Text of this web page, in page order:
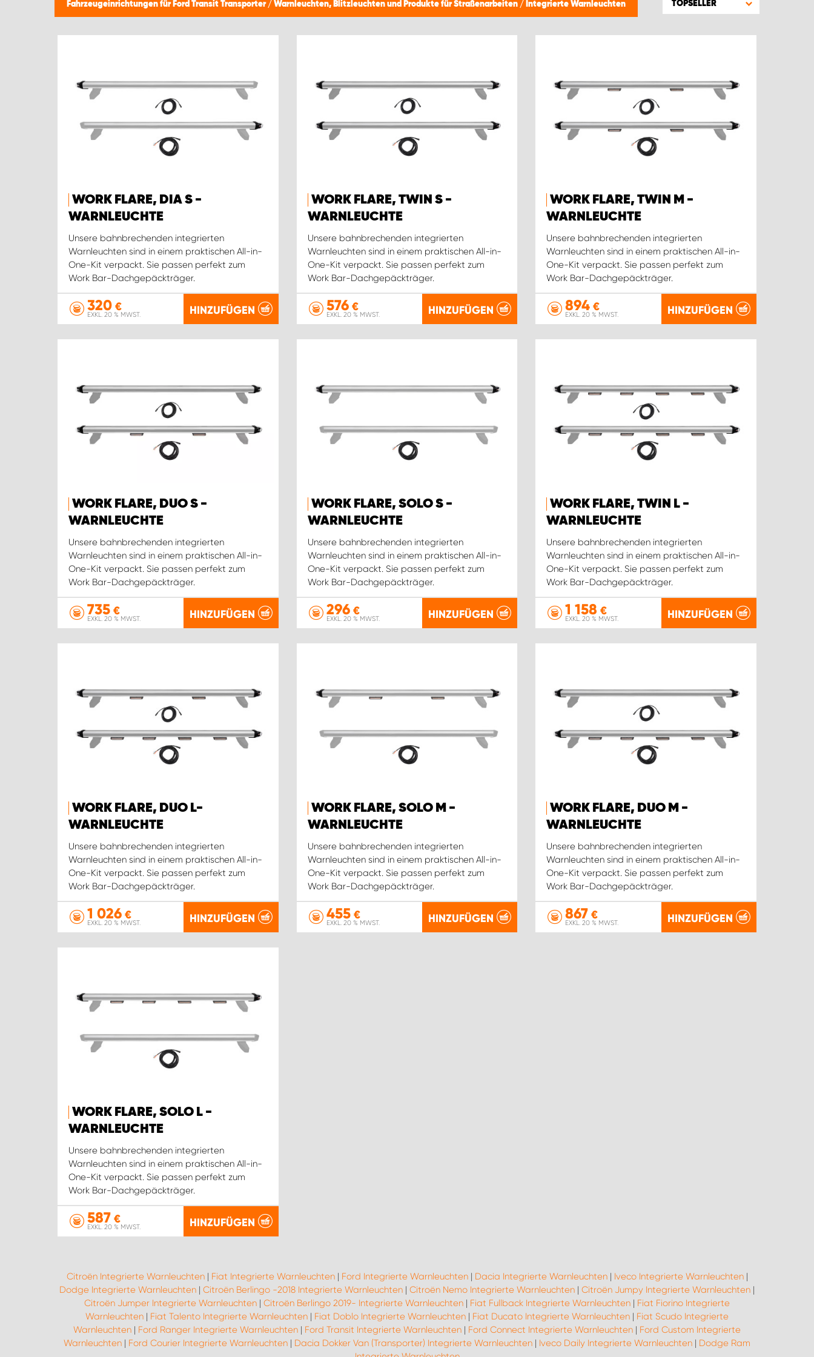
Fahrzeugeinrichtungen für Ford Transit Transporter / Warnleuchten, Blitzleuchten und Produkte für Straßenarbeiten / Integrierte Warnleuchten TOPSELLER
WORK FLARE, DIA S -
WARNLEUCHTE
Unsere bahnbrechenden integrierten
Warnleuchten sind in einem praktischen All-in-
One-Kit verpackt. Sie passen perfekt zum
Work Bar-Dachgepäckträger.
320 €
EXKL. 20 % MWST. HINZUFÜGEN
WORK FLARE, TWIN S -
WARNLEUCHTE
Unsere bahnbrechenden integrierten
Warnleuchten sind in einem praktischen All-in-
One-Kit verpackt. Sie passen perfekt zum
Work Bar-Dachgepäckträger.
576€
EXKL. 20 % MWST. HINZUFÜGEN
WORK FLARE, TWIN M -
WARNLEUCHTE
Unsere bahnbrechenden integrierten
Warnleuchten sind in einem praktischen All-in-
One-Kit verpackt. Sie passen perfekt zum
Work Bar-Dachgepäckträger.
894 €
EXKL. 20 % MWST. HINZUFÜGEN
WORK FLARE, DUO S -
WARNLEUCHTE
Unsere bahnbrechenden integrierten
Warnleuchten sind in einem praktischen All-in-
One-Kit verpackt. Sie passen perfekt zum
Work Bar-Dachgepäckträger.
735 €
EXKL. 20 % MWST. HINZUFÜGEN
WORK FLARE, SOLO S -
WARNLEUCHTE
Unsere bahnbrechenden integrierten
Warnleuchten sind in einem praktischen All-in-
One-Kit verpackt. Sie passen perfekt zum
Work Bar-Dachgepäckträger.
296€
EXKL. 20 % MWST. HINZUFÜGEN
WORK FLARE, TWIN L -
WARNLEUCHTE
Unsere bahnbrechenden integrierten
Warnleuchten sind in einem praktischen All-in-
One-Kit verpackt. Sie passen perfekt zum
Work Bar-Dachgepäckträger.
1 158 €
EXKL. 20 % MWST. HINZUFÜGEN
WORK FLARE, DUO L-
WARNLEUCHTE
Unsere bahnbrechenden integrierten
Warnleuchten sind in einem praktischen All-in-
One-Kit verpackt. Sie passen perfekt zum
Work Bar-Dachgepäckträger.
1 026 €
EXKL. 20 % MWST. HINZUFÜGEN
WORK FLARE, SOLO M -
WARNLEUCHTE
Unsere bahnbrechenden integrierten
Warnleuchten sind in einem praktischen All-in-
One-Kit verpackt. Sie passen perfekt zum
Work Bar-Dachgepäckträger.
455€
EXKL. 20 % MWST. HINZUFÜGEN
WORK FLARE, DUO M -
WARNLEUCHTE
Unsere bahnbrechenden integrierten
Warnleuchten sind in einem praktischen All-in-
One-Kit verpackt. Sie passen perfekt zum
Work Bar-Dachgepäckträger.
867 €
EXKL. 20 % MWST. HINZUFÜGEN
WORK FLARE, SOLO L -
WARNLEUCHTE
Unsere bahnbrechenden integrierten
Warnleuchten sind in einem praktischen All-in-
One-Kit verpackt. Sie passen perfekt zum
Work Bar-Dachgepäckträger.
587 €
EXKL. 20 % MWST. HINZUFÜGEN
Citroën Integrierte Warnleuchten| Fiat Integrierte Warnleuchten| Ford Integrierte Warnleuchten| Dacia Integrierte Warnleuchten| Iveco Integrierte Warnleuchten|
Dodge Integrierte Warnleuchten | Citroën Berlingo -2018 Integrierte Warnleuchten | Citroën Nemo Integrierte Warnleuchten | Citroën Jumpy Integrierte Warnleuchten |
Citroën Jumper Integrierte Warnleuchten | Citroën Berlingo 2019- Integrierte Warnleuchten | Fiat Fullback Integrierte Warnleuchten | Fiat Fiorino Integrierte
Warnleuchten | Fiat Talento Integrierte Warnleuchten | Fiat Doblo Integrierte Warnleuchten | Fiat Ducato Integrierte Warnleuchten | Fiat Scudo Integrierte
Warnleuchten | Ford Ranger Integrierte Warnleuchten | Ford Transit Integrierte Warnleuchten | Ford Connect Integrierte Warnleuchten | Ford Custom Integrierte
Warnleuchten | Ford Courier Integrierte Warnleuchten | Dacia Dokker Van (Transporter) Integrierte Warnleuchten | Iveco Daily Integrierte Warnleuchten | Dodge Ram